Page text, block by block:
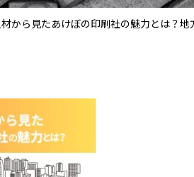
から見たあけぼの印刷社の魅力とは？